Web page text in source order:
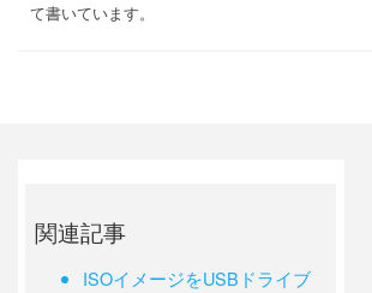
て書いています。
関連記事
ISOイメージをUSBドライブ